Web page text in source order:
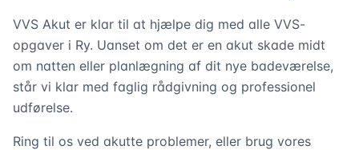
VVS Akut er klar til at hjælpe dig med alle VVS-
opgaver i Ry. Uanset om det er en akut skade midt
om natten eller planlægning af dit nye badeværelse,
står vi klar med faglig rådgivning og professionel
udførelse.
Ring til os ved akutte problemer, eller brug vores